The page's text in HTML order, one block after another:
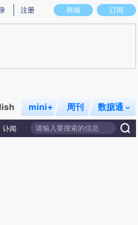
意图存在偏差。不代表财新观点和立场。推荐
商城 订阅
注册
mini+ 周刊 数据通
讣闻